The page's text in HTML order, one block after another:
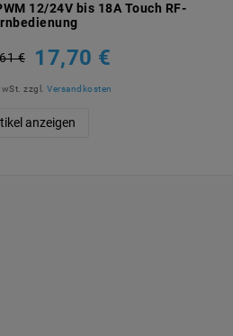
12/24V bis 18A Touch RF-
€ 17,70 €
zzgl. Versandkosten
anzeigen